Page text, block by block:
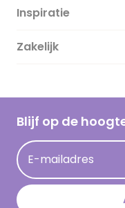
Over ons
Duurzaamheid
Hallmark Kaartclub
Acties
Persberichten
Hallmark en
Inspiratie
Magazine
Cadeau inspiratie
Kaartinspiratie
Zakelijk
Blijf op de
E-mailadres